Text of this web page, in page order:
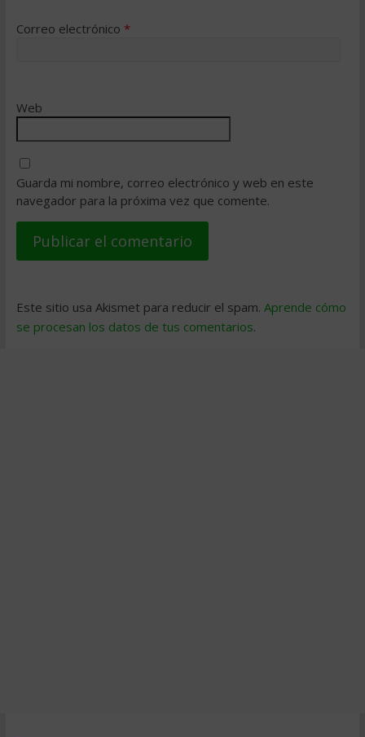
Correo electrónico *
Web
Guarda mi nombre, correo electrónico y web en este
navegador para la próxima vez que comente.
Este sitio usa Akismet para reducir el spam. Aprende cómo
se procesan los datos de tus comentarios.